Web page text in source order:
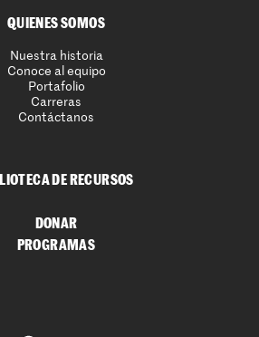
QUIENES SOMOS
Nuestra historia
Conoce al equipo
Portafolio
Carreras
Contáctanos
DE RECURSOS
DONAR
PROGRAMAS